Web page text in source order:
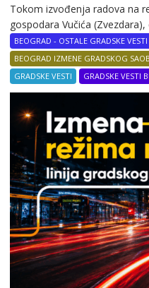
Tokom izvođenja radova na
gospodara Vučića
BEOGRAD - OSTALE GRADSKE VESTI
BEOGRAD IZMENE GRADSKOG
GRADSKE VESTI
GRADSKE VESTI